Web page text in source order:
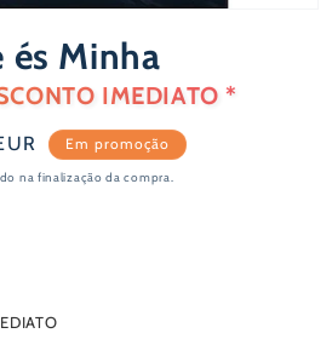
és Minha
IMEDIATO *
Em promoção
na finalização da compra.